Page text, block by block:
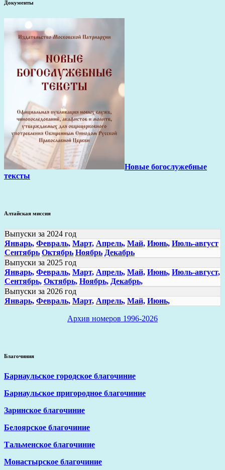
Документы
Новые богослужебные
тексты
Алтайская миссия
Выпуски за 2024 год
Январь, Февраль, Март, Апрель, Май, Июнь, Июль-август
Сентябрь Октябрь Ноябрь Декабрь
Выпуски за 2025 год
Январь, Февраль, Март, Апрель, Май, Июнь, Июль-август,
Сентябрь, Октябрь, Ноябрь, Декабрь,
Выпуски за 2026 год
Январь, Февраль, Март, Апрель, Май, Июнь,
Архив номеров 1996-2026
Благочиния
Барнаульское городское благочиние
Барнаульское пригородное благочиние
Заринское благочиние
Белоярское благочиние
Тальменское благочиние
Монастырское благочиние